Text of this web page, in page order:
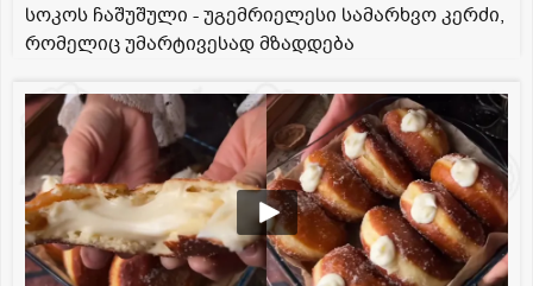
სოკოს ჩაშუშული - უგემრიელესი სამარხვო კერძი,
რომელიც უმარტივესად მზადდება